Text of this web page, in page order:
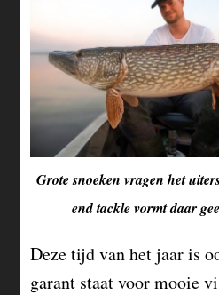
Grote snoeken vragen het
end tackle vormt daar
Deze tijd van het jaar is
garant staat voor mooie